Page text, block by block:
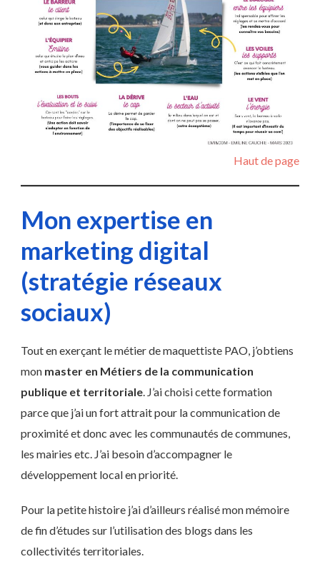
Haut de page
Mon expertise en
marketing digital
(stratégie réseaux
sociaux)
Tout en exerçant le métier de maquettiste PAO, j’obtiens
mon master en Métiers de la communication
publique et territoriale . J’ai choisi cette formation
parce que j’ai un fort attrait pour la communication de
proximité et donc avec les communautés de communes,
les mairies etc. J’ai besoin d’accompagner le
développement local en priorité.
Pour la petite histoire j’ai d’ailleurs réalisé mon mémoire
de fin d’études sur l’utilisation des blogs dans les
collectivités territoriales.